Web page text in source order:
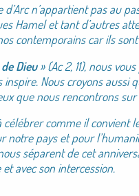
n’appartient pas au
Hamel et tant d’autres
contemporains car ils
Dieu» (Ac 2, 11), nous
inspire. Nous croyons aussi
que nous rencontrons
célébrer comme il convient
notre pays et pour
séparent de cet
avec son intercession.